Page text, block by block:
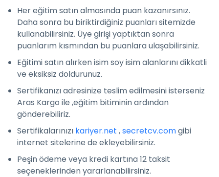
Her eğitim satın almasında puan kazanırsınız.
Daha sonra bu biriktirdiğiniz puanları sitemizde
kullanabilirsiniz. Üye girişi yaptıktan sonra
puanlarım kısmından bu puanlara ulaşabilirsiniz.
Eğitimi satın alırken isim soy isim alanlarını dikkatli
ve eksiksiz doldurunuz.
Sertifikanızı adresinize teslim edilmesini isterseniz
Aras Kargo ile ,eğitim bitiminin ardından
gönderebiliriz.
Sertifikalarınızı kariyer.net ,secretcv.comgibi
internet sitelerine de ekleyebilirsiniz.
Peşin ödeme veya kredi kartına 12 taksit
seçeneklerinden yararlanabilirsiniz.